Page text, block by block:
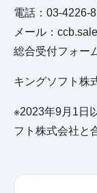
電話：03-4226-
メール：
総合受付フォー
キングソフト株
※2023年9月1日
フト株式会社と